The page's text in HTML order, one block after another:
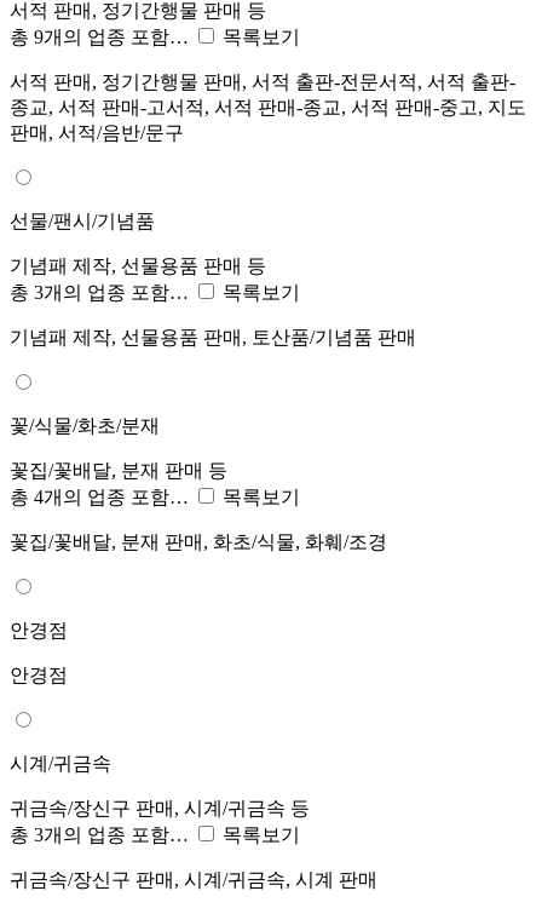
서적 판매, 정기간행물 판매 등
총 9개의 업종 포함…
목록보기
서적 판매, 정기간행물 판매, 서적 출판-전문서적, 서적 출판-
종교, 서적 판매-고서적, 서적 판매-종교, 서적 판매-중고, 지도
판매, 서적/음반/문구
선물/팬시/기념품
기념패 제작, 선물용품 판매 등
총 3개의 업종 포함…
목록보기
기념패 제작, 선물용품 판매, 토산품/기념품 판매
꽃/식물/화초/분재
꽃집/꽃배달, 분재 판매 등
총 4개의 업종 포함…
목록보기
꽃집/꽃배달, 분재 판매, 화초/식물, 화훼/조경
안경점
안경점
시계/귀금속
귀금속/장신구 판매, 시계/귀금속 등
총 3개의 업종 포함…
목록보기
귀금속/장신구 판매, 시계/귀금속, 시계 판매